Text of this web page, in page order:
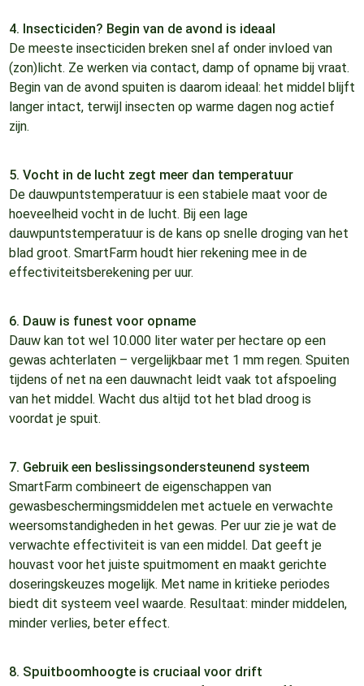
4. Insecticiden? Begin van de avond is ideaal
De meeste insecticiden breken snel af onder invloed van
(zon)licht. Ze werken via contact, damp of opname bij vraat.
Begin van de avond spuiten is daarom ideaal: het middel blijft
langer intact, terwijl insecten op warme dagen nog actief
zijn.
5. Vocht in de lucht zegt meer dan temperatuur
De dauwpuntstemperatuur is een stabiele maat voor de
hoeveelheid vocht in de lucht. Bij een lage
dauwpuntstemperatuur is de kans op snelle droging van het
blad groot. SmartFarm houdt hier rekening mee in de
effectiviteitsberekening per uur.
6. Dauw is funest voor opname
Dauw kan tot wel 10.000 liter water per hectare op een
gewas achterlaten – vergelijkbaar met 1 mm regen. Spuiten
tijdens of net na een dauwnacht leidt vaak tot afspoeling
van het middel. Wacht dus altijd tot het blad droog is
voordat je spuit.
7. Gebruik een beslissingsondersteunend systeem
SmartFarm combineert de eigenschappen van
gewasbeschermingsmiddelen met actuele en verwachte
weersomstandigheden in het gewas. Per uur zie je wat de
verwachte effectiviteit is van een middel. Dat geeft je
houvast voor het juiste spuitmoment en maakt gerichte
doseringskeuzes mogelijk. Met name in kritieke periodes
biedt dit systeem veel waarde. Resultaat: minder middelen,
minder verlies, beter effect.
8. Spuitboomhoogte is cruciaal voor drift